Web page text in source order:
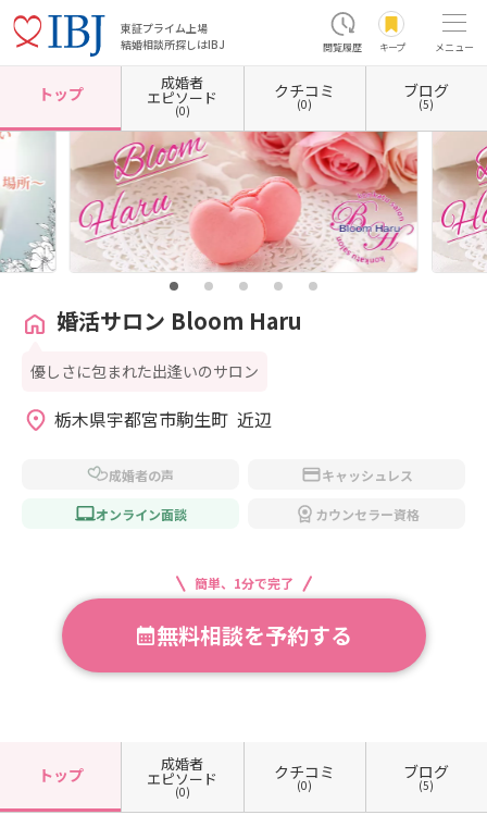
東証プライム上場
結婚相談所探しはIBJ
閲覧履歴 キープ メニュー
ホーム 栃木県の結婚相談所 栃木県宇都宮市 婚活サロン Bloom Haru
トップ
成婚者
エピソード
(0)
クチコミ
(0)
ブログ
(5)
婚活サロン Bloom Haru
優しさに包まれた出逢いのサロン
栃木県宇都宮市駒生町  近辺
成婚者の声 キャッシュレス
オンライン面談 カウンセラー資格
簡単、1分で完了
無料相談を予約する
トップ
成婚者
エピソード
(0)
クチコミ
(0)
ブログ
(5)